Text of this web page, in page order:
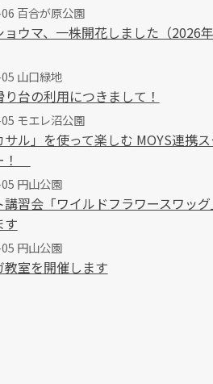
百合が原公園
ョウマ、一株開花しました（2026
山口緑地
台の利用につきまして！
モエレ沼公園
サル」を使って楽しむ MOYS連携
！
円山公園
講習会「ワイルドフラワースワッ
す
円山公園
教室を開催します